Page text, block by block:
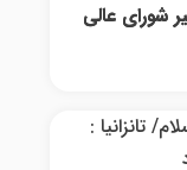
شورای عالی